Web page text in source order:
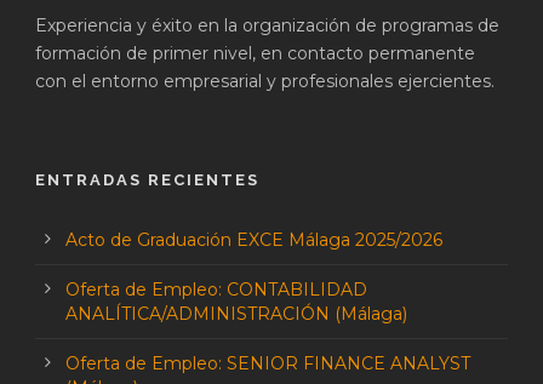
Experiencia y éxito en la organización de programas de
formación de primer nivel, en contacto permanente
con el entorno empresarial y profesionales ejercientes.
ENTRADAS RECIENTES
Acto de Graduación EXCE Málaga 2025/2026
Oferta de Empleo: CONTABILIDAD
ANALÍTICA/ADMINISTRACIÓN (Málaga)
Oferta de Empleo: SENIOR FINANCE ANALYST